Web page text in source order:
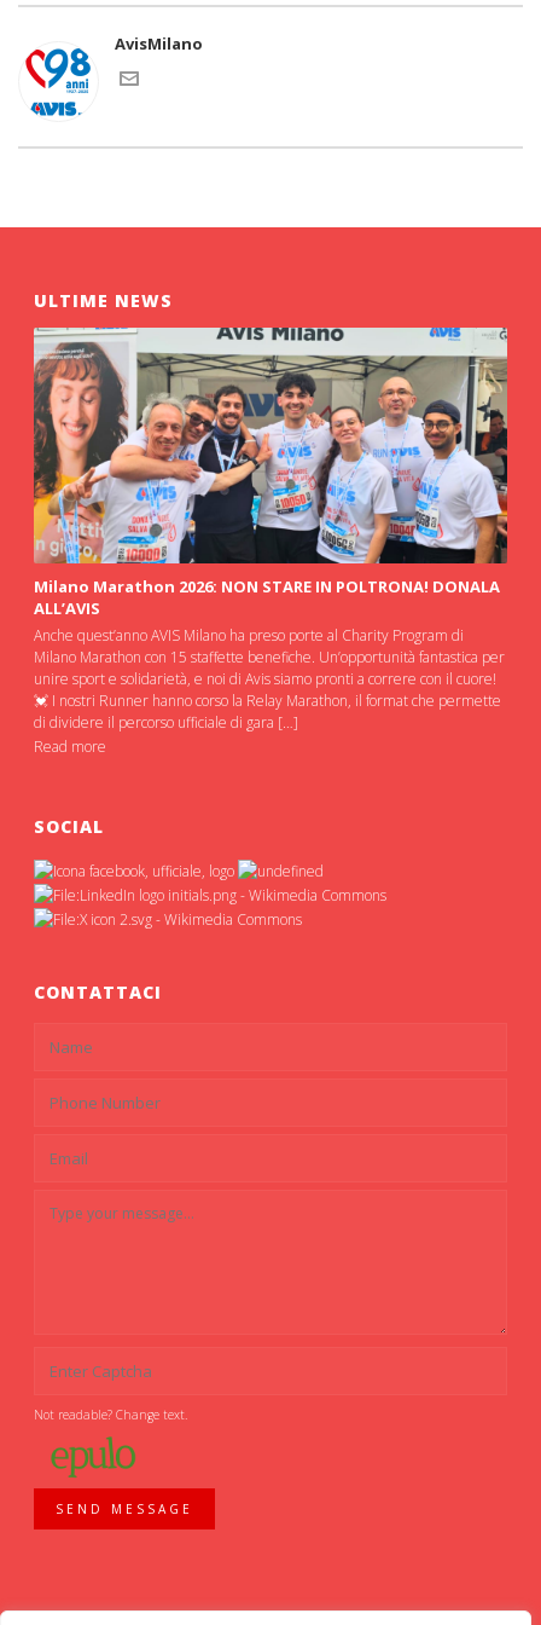
AvisMilano
ULTIME NEWS
Milano Marathon 2026: NON STARE IN POLTRONA! DONALA
ALL’AVIS
Anche quest’anno AVIS Milano ha preso porte al Charity Program di
Milano Marathon con 15 staffette benefiche. Un’opportunità fantastica per
unire sport e solidarietà, e noi di Avis siamo pronti a correre con il cuore!
💓 I nostri Runner hanno corso la Relay Marathon, il format che permette
di dividere il percorso ufficiale di gara […]
Read more
SOCIAL
CONTATTACI
Not readable? Change text.
SEND MESSAGE